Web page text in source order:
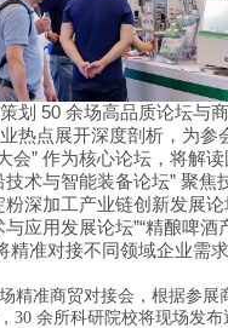
划 50 余场高品质论坛与
热点展开深度剖析，为参
会” 作为核心论坛，将解
术与智能装备论坛” 聚焦
粉深加工产业链创新发展论
应用发展论坛”“精酿啤酒
精准对接不同领域企业需
精准商贸对接会，根据参
30 余所科研院校将现场发